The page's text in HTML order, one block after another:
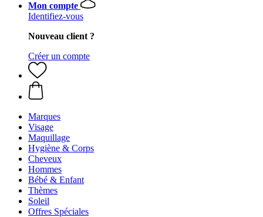
Mon compte
Identifiez-vous
Nouveau client ?
Créer un compte
Marques
Visage
Maquillage
Hygiène & Corps
Cheveux
Hommes
Bébé & Enfant
Thèmes
Soleil
Offres Spéciales